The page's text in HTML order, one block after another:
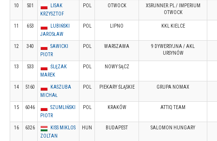
10 501
LISAK
KRZYSZTOF
POL OTWOCK
XSRUNNER.PL / IMPERIUM
OTWOCK
11 653
LUBIŃSKI
JAROSŁAW
POL LIPNO KKL KIELCE
12 340
SAWICKI
PIOTR
POL WARSZAWA
9 DYWERSYJNA / AKL
URSYNÓW
13 533
ŚLĘZAK
MAREK
POL NOWY SĄCZ
14 5160
KASZUBA
MICHAŁ
POL PIEKARY ŚLĄSKIE GRUPA NOMAX
15 6046
SZUMLIŃSKI
PIOTR
POL KRAKÓW ATTIQ TEAM
16 6326
KISS MIKLOS
ZOLTAN
HUN BUDAPEST SALOMON HUNGARY